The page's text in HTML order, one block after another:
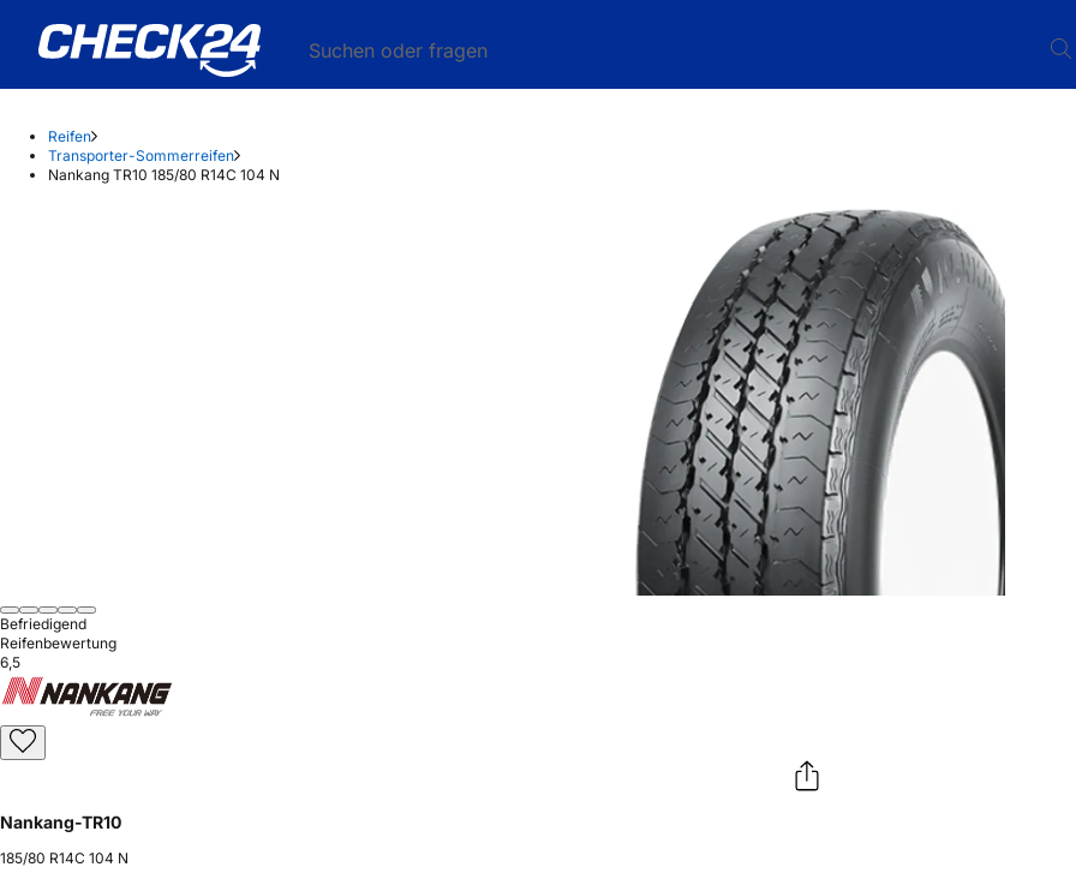
Suchen oder fragen
Reifen
Transporter-Sommerreifen
Nankang TR10 185/80 R14C 104 N
Befriedigend
Reifenbewertung
6,5
Nankang-TR10
185/80 R14C 104 N